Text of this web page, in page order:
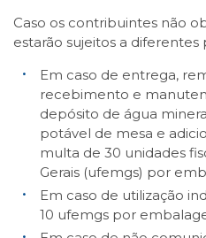
Caso os contribuintes não
estarão sujeitos a diferentes
Em caso de entrega,
recebimento e
depósito de água
potável de mesa e
multa de 30 unidades
Gerais (ufemgs) por
Em caso de utilização
10 ufemgs por